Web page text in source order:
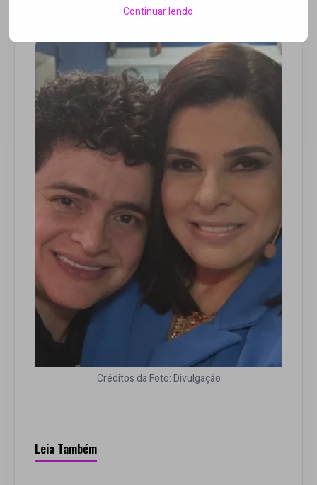
Por Alessandra Astolphi• 15 abr 2026
Créditos da Foto: Divulgação
Leia Também
Continuar lendo